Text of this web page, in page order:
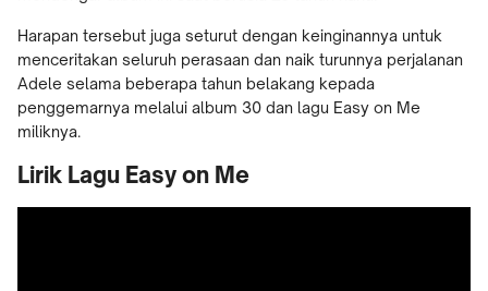
Harapan tersebut juga seturut dengan keinginannya untuk
menceritakan seluruh perasaan dan naik turunnya perjalanan
Adele selama beberapa tahun belakang kepada
penggemarnya melalui album 30 dan lagu Easy on Me
miliknya.
Lirik Lagu Easy on Me